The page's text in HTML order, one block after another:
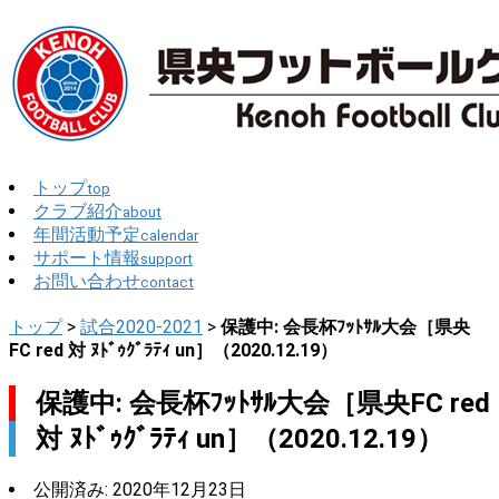
トップtop
クラブ紹介about
年間活動予定calendar
サポート情報 support
お問い合わせcontact
トップ> 試合2020-2021 > 保護中: 会長杯ﾌｯﾄｻﾙ大会［県央
FC red 対 ﾇﾄﾞｩｸﾞﾗﾃｨ un］（2020.12.19）
保護中: 会長杯ﾌｯﾄｻﾙ大会［県央FC red
対 ﾇﾄﾞｩｸﾞﾗﾃｨ un］（2020.12.19）
公開済み: 2020年12月23日